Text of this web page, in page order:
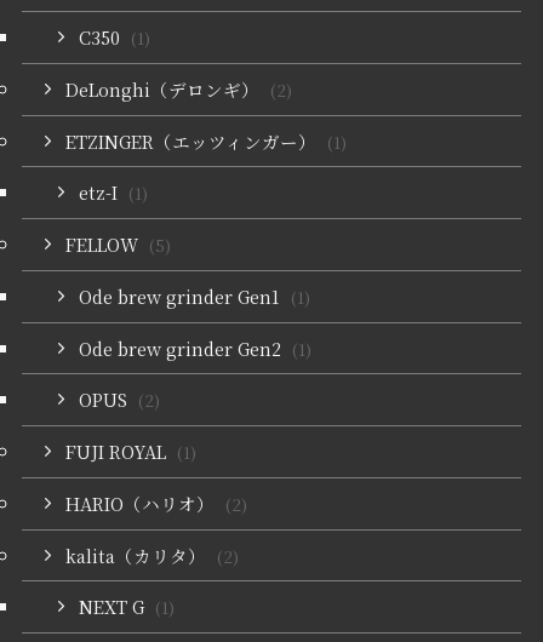
C350 (1)
DeLonghi（デロンギ） (2)
ETZINGER（エッツィンガー） (1)
etz-I (1)
FELLOW (5)
Ode brew grinder Gen1 (1)
Ode brew grinder Gen2 (1)
OPUS (2)
FUJI ROYAL (1)
HARIO（ハリオ） (2)
kalita（カリタ） (2)
NEXT G (1)